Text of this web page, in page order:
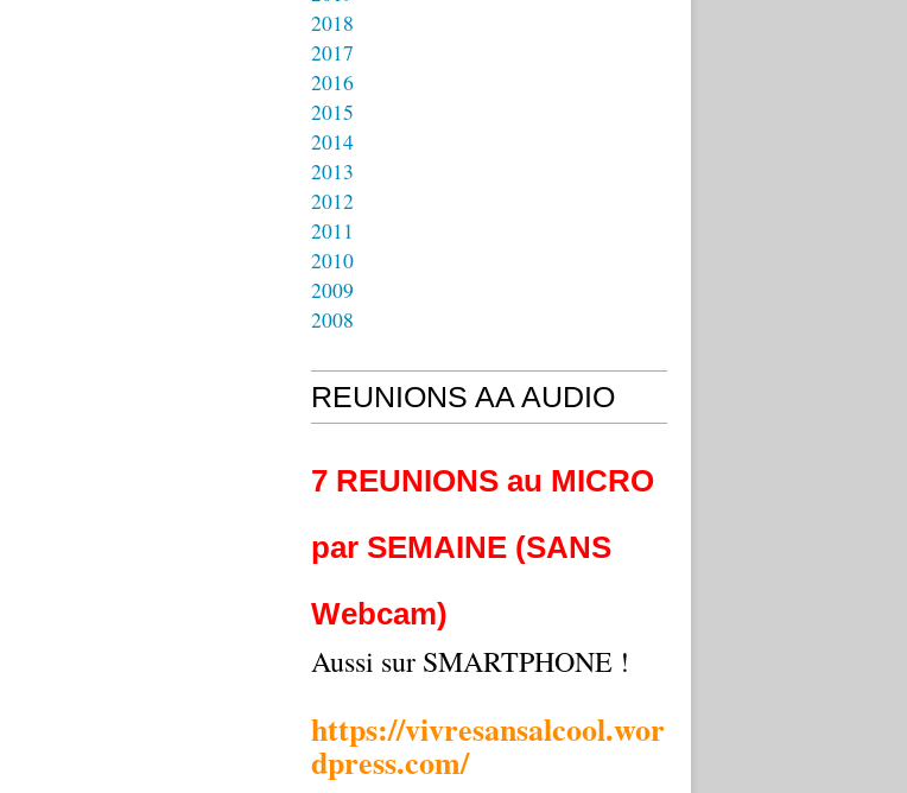
2018
2017
2016
2015
2014
2013
2012
2011
2010
2009
2008
REUNIONS AA AUDIO
7 REUNIONS au MICRO
par SEMAINE (SANS
Webcam)
Aussi sur SMARTPHONE !
https://vivresansalcool.wor
dpress.com/